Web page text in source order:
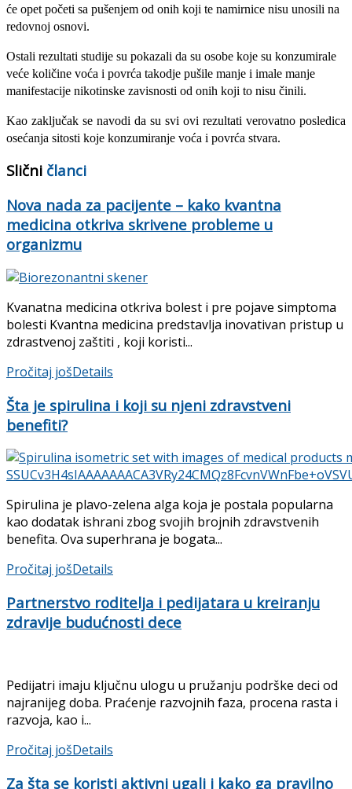
će opet početi sa pušenjem od onih koji te namirnice nisu unosili na
redovnoj osnovi.
Ostali rezultati studije su pokazali da su osobe koje su konzumirale
veće količine voća i povrća takodje pušile manje i imale manje
manifestacije nikotinske zavisnosti od onih koji to nisu činili.
Kao zaključak se navodi da su svi ovi rezultati verovatno posledica
osećanja sitosti koje konzumiranje voća i povrća stvara.
Slični članci
Nova nada za pacijente – kako kvantna
medicina otkriva skrivene probleme u
organizmu
Kvanatna medicina otkriva bolest i pre pojave simptoma
bolesti Kvantna medicina predstavlja inovativan pristup u
zdrastvenoj zaštiti , koji koristi...
Pročitaj jošDetails
Šta je spirulina i koji su njeni zdravstveni
benefiti?
Spirulina je plavo-zelena alga koja je postala popularna
kao dodatak ishrani zbog svojih brojnih zdravstvenih
benefita. Ova superhrana je bogata...
Pročitaj jošDetails
Partnerstvo roditelja i pedijatara u kreiranju
zdravije budućnosti dece
Pedijatri imaju ključnu ulogu u pružanju podrške deci od
najranijeg doba. Praćenje razvojnih faza, procena rasta i
razvoja, kao i...
Pročitaj jošDetails
Za šta se koristi aktivni ugalj i kako ga pravilno